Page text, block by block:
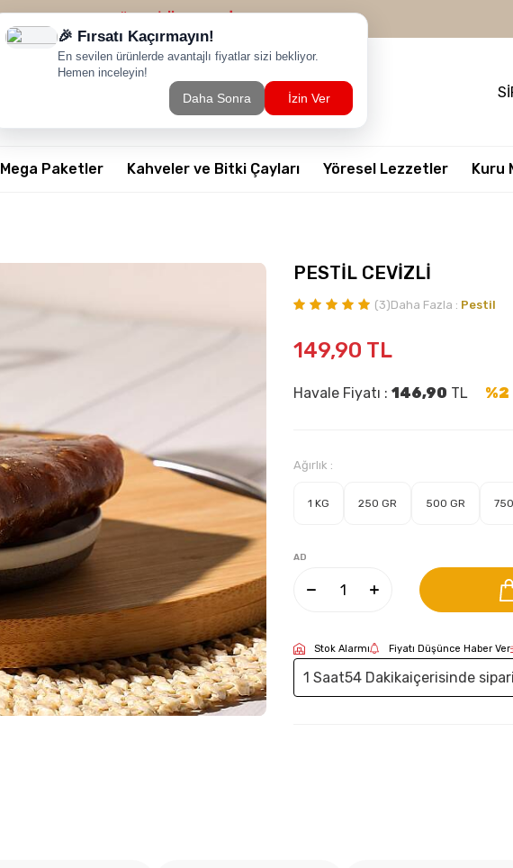
Mega Paketler Kahveler ve Bitki Çayları Yöresel Lezzetler Kuru
PESTİL CEVİZLİ
(3)Daha Fazla : Pestil
149,90 TL
Havale Fiyatı : 146,90 TL %2
Ağırlık :
1 KG 250 GR 500 GR
AD
Stok Alarmı Fiyatı Düşünce Haber Ver
1 Saat54 Dakikaiçerisinde